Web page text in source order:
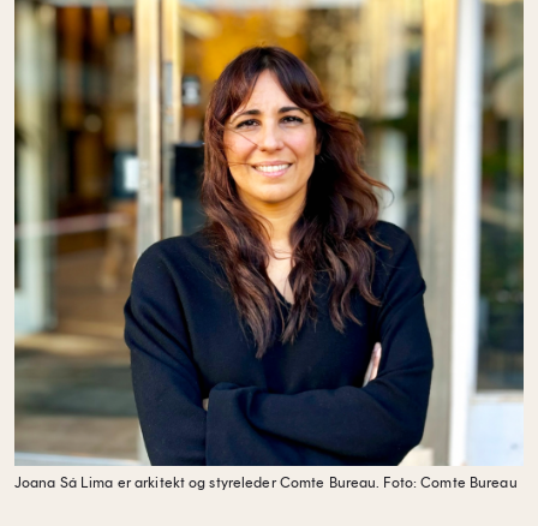
Joana Sá Lima er arkitekt og styreleder Comte Bureau. Foto: Comte Bureau